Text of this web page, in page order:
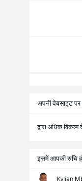
अपनी वेबसाइट पर
द्वारा अधिक
इसमें आपकी रुचि
Kylian